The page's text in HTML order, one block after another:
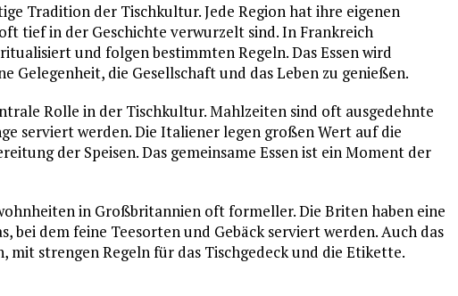
Tradition der Tischkultur. Jede Region hat ihre eigenen
tief in der Geschichte verwurzelt sind. In Frankreich
und folgen bestimmten Regeln. Das Essen wird
Gelegenheit, die Gesellschaft und das Leben zu genießen.
Rolle in der Tischkultur. Mahlzeiten sind oft ausgedehnte
serviert werden. Die Italiener legen großen Wert auf die
der Speisen. Das gemeinsame Essen ist ein Moment der
in Großbritannien oft formeller. Die Briten haben eine
bei dem feine Teesorten und Gebäck serviert werden. Auch das
mit strengen Regeln für das Tischgedeck und die Etikette.